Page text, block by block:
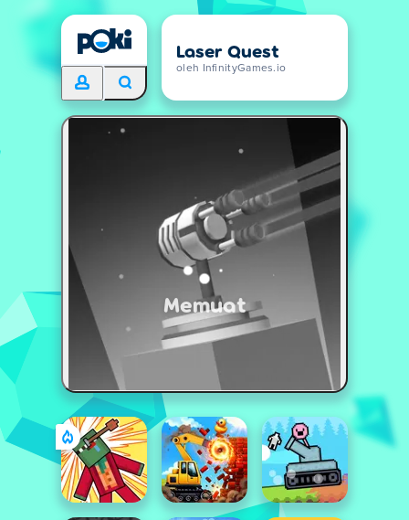
Laser Quest
oleh InfinityGames.io
Memuat